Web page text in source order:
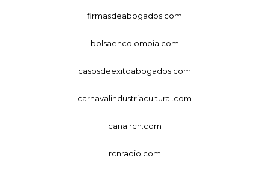
firmasdeabogados.com
bolsaencolombia.com
casosdeexitoabogados.com
carnavalindustriacultural.com
canalrcn.com
rcnradio.com